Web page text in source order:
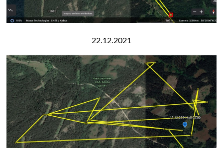
22.12.2021